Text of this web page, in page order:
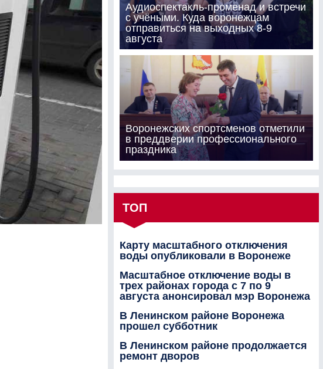
Аудиоспектакль-променад и встречи
с учёными. Куда воронежцам
отправиться на выходных 8-9
августа
Воронежских спортсменов отметили
в преддверии профессионального
праздника
ТОП
Карту масштабного отключения
воды опубликовали в Воронеже
Масштабное отключение воды в
трех районах города с 7 по 9
августа анонсировал мэр Воронежа
В Ленинском районе Воронежа
прошел субботник
В Ленинском районе продолжается
ремонт дворов